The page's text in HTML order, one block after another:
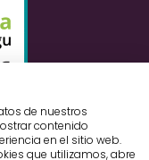
de nuestros
contenido
en el sitio web.
que utilizamos, abre